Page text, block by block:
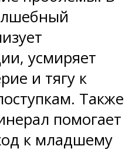
усмиряет
и тягу к
Также
помогает
к младшему